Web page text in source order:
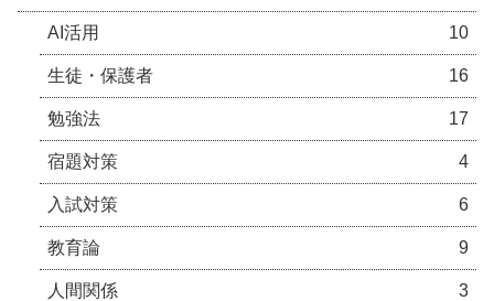
AI活用 10
生徒・保護者 16
勉強法 17
宿題対策 4
入試対策 6
教育論 9
人間関係 3